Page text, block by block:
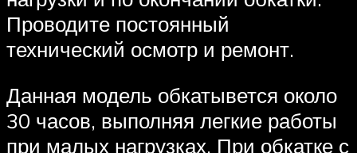
Проводите постоянный
технический осмотр и ремонт.
Данная модель обкатывется около
30 часов, выполняя легкие работы
при малых нагрузках. При обкатке с